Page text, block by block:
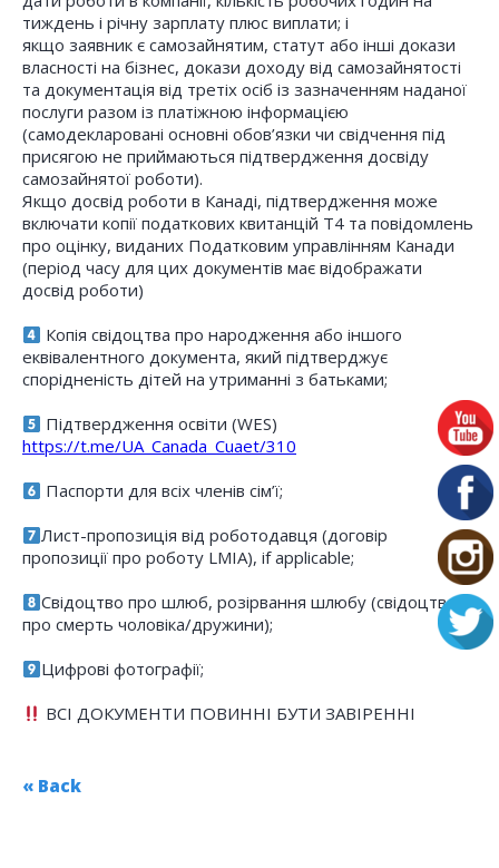
тиждень і річну зарплату плюс виплати; і
якщо заявник є самозайнятим, статут або інші докази
власності на бізнес, докази доходу від самозайнятості
та документація від третіх осіб із зазначенням наданої
послуги разом із платіжною інформацією
(самодекларовані основні обов’язки чи свідчення під
присягою не приймаються підтвердження досвіду
самозайнятої роботи).
Якщо досвід роботи в Канаді, підтвердження може
включати копії податкових квитанцій T4 та повідомлень
про оцінку, виданих Податковим управлінням Канади
(період часу для цих документів має відображати
досвід роботи)
Копія свідоцтва про народження або іншого
еквівалентного документа, який підтверджує
спорідненість дітей на утриманні з батьками;
Підтвердження освіти (WES)
https://t.me/UA_Canada_Cuaet/310
Паспорти для всіх членів сім’ї;
Лист-пропозиція від роботодавця (договір
пропозиції про роботу LMIA), if applicable;
Свідоцтво про шлюб, розірвання шлюбу (свідоцтво
про смерть чоловіка/дружини);
Цифрові фотографії;
ВСІ ДОКУМЕНТИ ПОВИННІ БУТИ ЗАВІРЕННІ
« Back